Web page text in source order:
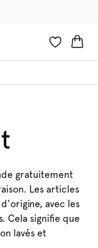
gratuitement
Les articles
avec les
Cela signifie que
lavés et